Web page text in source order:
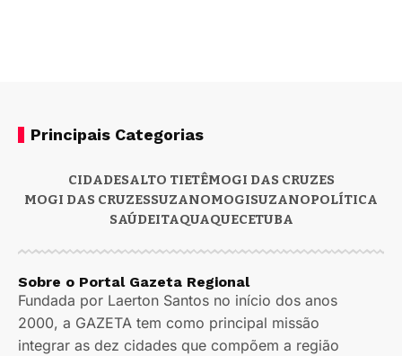
Principais Categorias
CIDADESALTO TIETÊMOGI DAS CRUZES
MOGI DAS CRUZESSUZANOMOGISUZANOPOLÍTICA
SAÚDEITAQUAQUECETUBA
Sobre o Portal Gazeta Regional
Fundada por Laerton Santos no início dos anos
2000, a GAZETA tem como principal missão
integrar as dez cidades que compõem a região